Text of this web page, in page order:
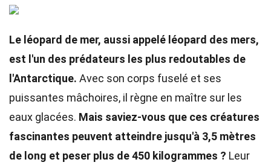
Le léopard de mer, aussi appelé léopard des mers,
est l'un des prédateurs les plus redoutables de
l'Antarctique. Avec son corps fuselé et ses
puissantes mâchoires, il règne en maître sur les
eaux glacées. Mais saviez-vous que ces créatures
fascinantes peuvent atteindre jusqu'à 3,5 mètres
de long et peser plus de 450 kilogrammes ? Leur